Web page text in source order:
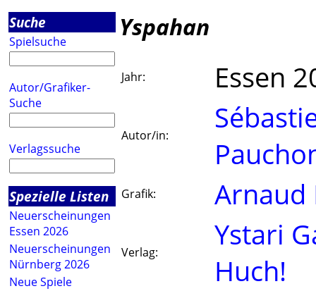
Suche
Spielsuche
Autor/Grafiker-
Suche
Verlagssuche
Spezielle Listen
Neuerscheinungen
Essen 2026
Neuerscheinungen
Nürnberg 2026
Neue Spiele
Yspahan
Jahr: Essen
Autor/in:
Grafik: Arnaud
Verlag:
Ystari
Huch!